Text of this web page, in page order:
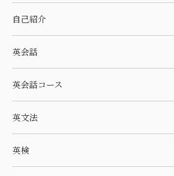
自己紹介
英会話
英会話コース
英文法
英検